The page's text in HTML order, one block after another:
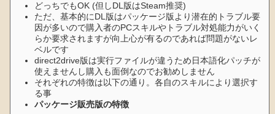
どっちでもOK (但しDL版はSteam推奨)
ただ、基本的にDL版はパッケージ版より潜在的トラブル要
因が多いので購入者のPCスキルやトラブル対処能力がいく
らか要求されますが向上心が有るのであれば問題がないレ
ベルです
direct2drive版は実行ファイルが違うため日本語化パッチが
使えませんし購入も面倒なのでお勧めしません
それぞれの特徴は以下の通り。各自のスキルにより選択す
る事
パッケージ販売版の特徴